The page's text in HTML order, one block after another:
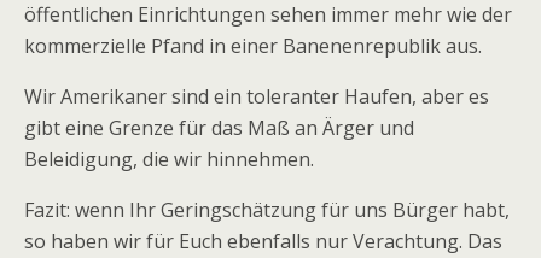
öffentlichen Einrichtungen sehen immer mehr wie der
kommerzielle Pfand in einer Banenenrepublik aus.
Wir Amerikaner sind ein toleranter Haufen, aber es
gibt eine Grenze für das Maß an Ärger und
Beleidigung, die wir hinnehmen.
Fazit: wenn Ihr Geringschätzung für uns Bürger habt,
so haben wir für Euch ebenfalls nur Verachtung. Das